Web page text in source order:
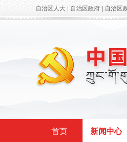
自治区人大 自治区政府 自治区
首页 新闻中心